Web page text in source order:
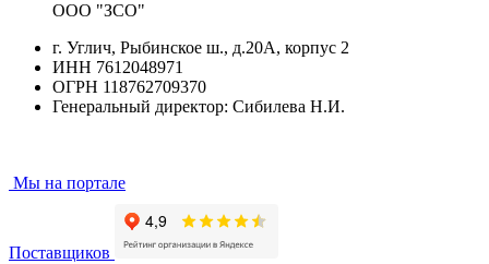
ООО "ЗСО"
г. Углич, Рыбинское ш., д.20А, корпус 2
ИНН 7612048971
ОГРН 118762709370
Генеральный директор: Сибилева Н.И.
Мы на портале
Поставщиков